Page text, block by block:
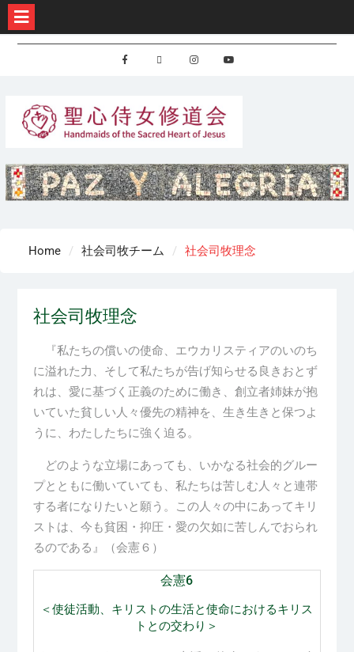
Skip
Home 社会司牧チーム 社会司牧理念
社会司牧理念
『私たちの償いの使命、 エウカリスティアのいのち
に溢れた力、 そして私たちが告げ知らせる 良 きおとず
れは、愛に基づく 正義のために働き 、創立者姉妹が抱
いていた貧 しい人 々優先の精神を、生 き生 きと保つよ
うに、 わたしたちに強 く 迫 る。
どのような立場にあっても 、 いかなる社会的グルー
プとともに働いていても 、私たちは苦しむ人 々と連帯
する者になりたいと 願う 。 この人 々の中にあってキリ
ストは、今 も貧困 ・ 抑圧・ 愛の欠如に苦しんでおられ
るのである 』（会憲６）
会憲6
＜使徒活動、キリストの生活と使命におけるキリス
トとの交わり＞